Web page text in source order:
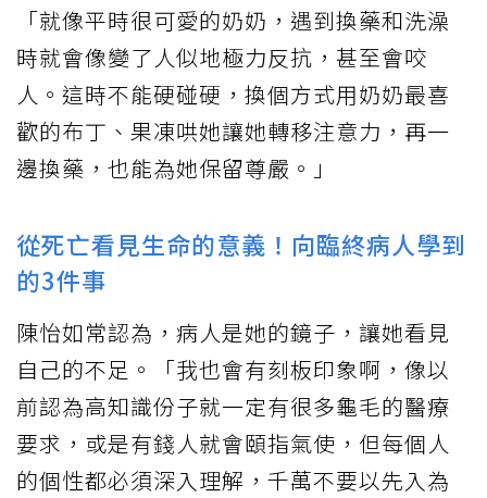
「就像平時很可愛的奶奶，遇到換藥和洗澡
時就會像變了人似地極力反抗，甚至會咬
人。這時不能硬碰硬，換個方式用奶奶最喜
歡的布丁、果凍哄她讓她轉移注意力，再一
邊換藥，也能為她保留尊嚴。」
從死亡看見生命的意義！向臨終病人學到
的3件事
陳怡如常認為，病人是她的鏡子，讓她看見
自己的不足。「我也會有刻板印象啊，像以
前認為高知識份子就一定有很多龜毛的醫療
要求，或是有錢人就會頤指氣使，但每個人
的個性都必須深入理解，千萬不要以先入為